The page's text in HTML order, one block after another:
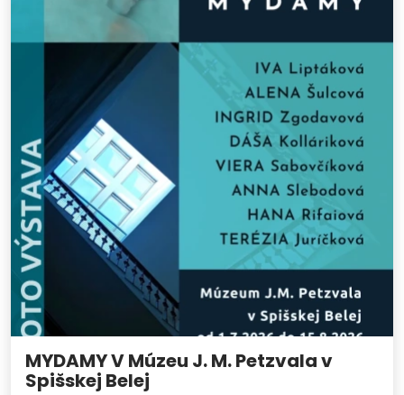
MYDAMY V Múzeu J. M. Petzvala v
Spišskej Belej